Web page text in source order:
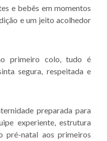
e bebês em momentos
e um jeito acolhedor
primeiro colo, tudo é
segura, respeitada e
preparada para
experiente, estrutura
pré-natal aos primeiros